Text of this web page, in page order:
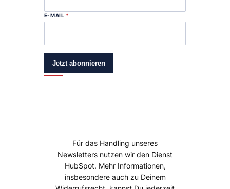
E-MAIL *
Jetzt abonnieren
Für das Handling unseres
Newsletters nutzen wir den Dienst
HubSpot. Mehr Informationen,
insbesondere auch zu Deinem